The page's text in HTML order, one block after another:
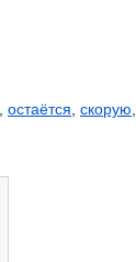
остаётся скорую